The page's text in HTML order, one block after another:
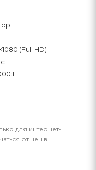
(Full HD)
для интернет-
от цен в